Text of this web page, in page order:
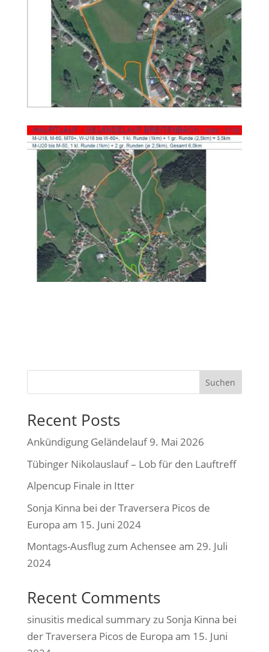
Suchen
Recent Posts
Ankündigung Geländelauf 9. Mai 2026
Tübinger Nikolauslauf – Lob für den Lauftreff
Alpencup Finale in Itter
Sonja Kinna bei der Traversera Picos de
Europa am 15. Juni 2024
Montags-Ausflug zum Achensee am 29. Juli
2024
Recent Comments
sinusitis medical summaryzu Sonja Kinna bei
der Traversera Picos de Europa am 15. Juni